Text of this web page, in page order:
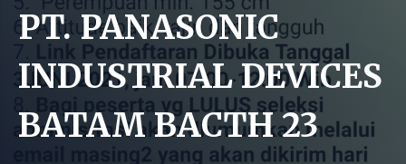
PT. PANASONIC
INDUSTRIAL DEVICES
BATAM BACTH 23